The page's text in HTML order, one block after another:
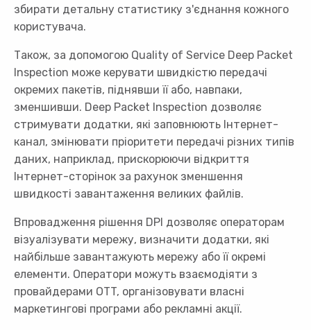
збирати детальну статистику з'єднання кожного
користувача.
Також, за допомогою Quality of Service Deep Packet
Inspection може керувати швидкістю передачі
окремих пакетів, піднявши її або, навпаки,
зменшивши. Deep Packet Inspection дозволяє
стримувати додатки, які заповнюють Інтернет-
канал, змінювати пріоритети передачі різних типів
даних, наприклад, прискорюючи відкриття
Інтернет-сторінок за рахунок зменшення
швидкості завантаження великих файлів.
Впровадження рішення DPI дозволяє операторам
візуалізувати мережу, визначити додатки, які
найбільше завантажують мережу або її окремі
елементи. Оператори можуть взаємодіяти з
провайдерами OTT, організовувати власні
маркетингові програми або рекламні акції.